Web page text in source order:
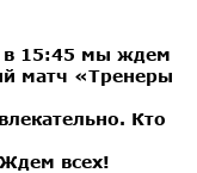
в 15:45 мы ждем
матч «Тренеры
Кто
всех!